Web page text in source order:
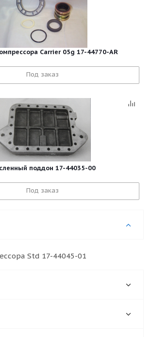
Carrier 05g 17-44770-AR
Под заказ
поддон 17-44035-00
Под заказ
Std 17-44045-01